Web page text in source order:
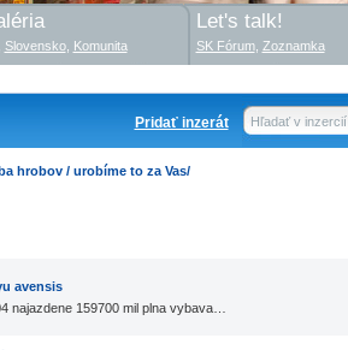
Hľadať v inzercií
Pridať inzerát
hrobov / urobíme to za Vas/
avensis
najazdene 159700 mil plna vybava…
Slovensko, Komunita
Let's talk!
SK Fórum, Zoznamka